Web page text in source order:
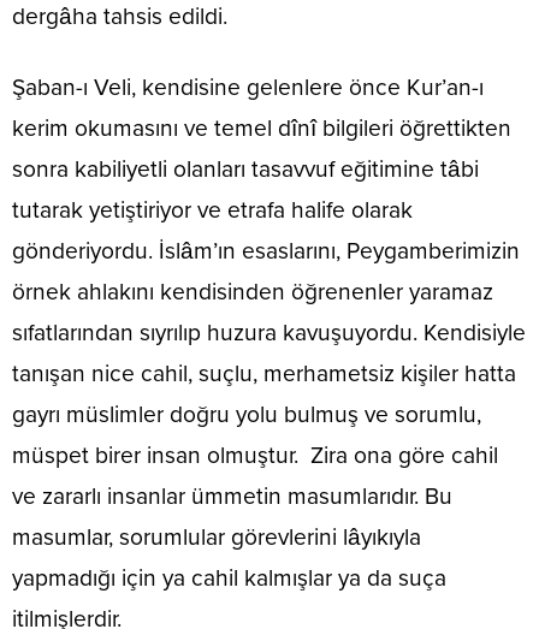
dergâha tahsis edildi.
Şaban-ı Veli, kendisine gelenlere önce Kur’an-ı
kerim okumasını ve temel dînî bilgileri öğrettikten
sonra kabiliyetli olanları tasavvuf eğitimine tâbi
tutarak yetiştiriyor ve etrafa halife olarak
gönderiyordu. İslâm’ın esaslarını, Peygamberimizin
örnek ahlakını kendisinden öğrenenler yaramaz
sıfatlarından sıyrılıp huzura kavuşuyordu. Kendisiyle
tanışan nice cahil, suçlu, merhametsiz kişiler hatta
gayrı müslimler doğru yolu bulmuş ve sorumlu,
müspet birer insan olmuştur. Zira ona göre cahil
ve zararlı insanlar ümmetin masumlarıdır. Bu
masumlar, sorumlular görevlerini lâyıkıyla
yapmadığı için ya cahil kalmışlar ya da suça
itilmişlerdir.